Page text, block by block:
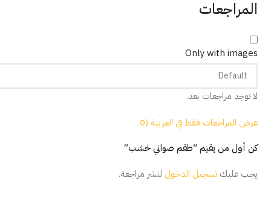
المراجعات
Only with images
لا توجد مراجعات بعد.
عرض المراجعات فقط في العربية (0
كن أول من يقيم “طقم صواني خشب”
يجب عليك تسجيل الدخول لنشر مراجعة.